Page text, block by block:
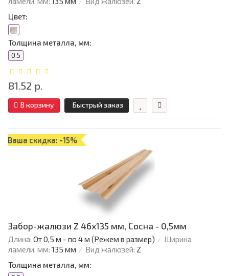
Цвет:
Толщина металла, мм:
0.5
81.52 р.
В корзину Быстрый заказ
Ваша скидка: -15%
Забор-жалюзи Z 46х135 мм, Сосна - 0,5мм
Длина: От 0,5 м - по 4 м (Режем в размер)
Ширина
ламели, мм: 135 мм Вид жалюзей: Z
Толщина металла, мм: